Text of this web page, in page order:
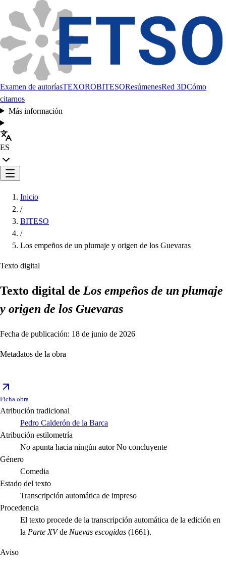
Examen de autoríasTEXOROBITESOResúmenesRed 3DCómo
citarnos
Más información
ES
Inicio
/
BITESO
/
Los empeños de un plumaje y origen de los Guevaras
Texto digital
Texto digital de Los empeños de un plumaje
y origen de los Guevaras
Fecha de publicación: 18 de junio de 2026
Metadatos de la obra
Ficha obra
Atribución tradicional
Pedro Calderón de la Barca
Atribución estilometría
No apunta hacia ningún autor No concluyente
Género
Comedia
Estado del texto
Transcripción automática de impreso
Procedencia
El texto procede de la transcripción automática de la edición en
la Parte XVde Nuevas escogidas (1661).
Aviso